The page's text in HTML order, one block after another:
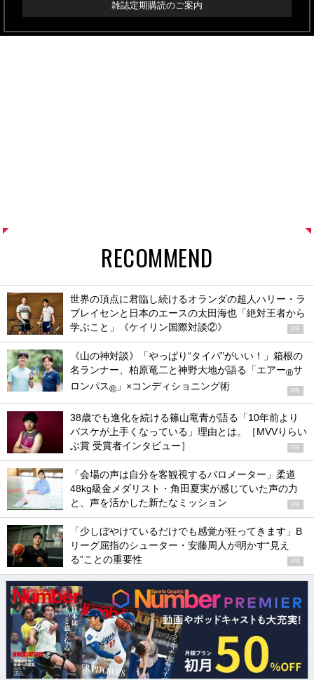
雑誌定期購読のご案内
RECOMMEND
世界の頂点に君臨し続けるオランダの超人ハリー・ラ
ブレイセンと日本のエースの太田海也「絶対王者から
学ぶこと」《ケイリン国際対談②》
PR
《山の神対談》「やっぱり“タイパ”がいい！」箱根の
名ランナー、柏原竜二と神野大地が語る「エアー®サ
ロンパス® 」×コンディショニング術 PR
38歳でも進化を続ける篠山竜青が語る「10年前より
バスケが上手くなっている」理由とは。［MVVりらい
ぶ賞 受賞者インタビュー］
PR
「会場の声は自分を客観視するバロメーター」柔道
48kg級金メダリスト・角田夏実が感じていた声の力
と、声を活かした新たなミッション
PR
「少しぼやけているだけでも感覚が狂ってきます」B
リーグ屈指のシューター・安藤周人が明かす“見え
る”ことの重要性
PR